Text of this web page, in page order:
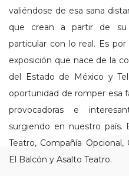
valiéndose de esa sana
que crean a partir de su
particular con lo real. Es
exposición que nace de la
del Estado de México y
oportunidad de romper esa
provocadoras e
surgiendo en nuestro país.
Teatro, Compañía
El Balcón y Asalto Teatro.